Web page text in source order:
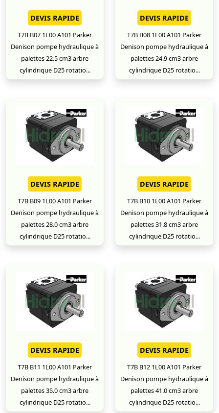
DEVIS RAPIDE
T7B B07 1L00 A101 Parker
Denison pompe hydraulique à
palettes 22.5 cm3 arbre
cylindrique D25 rotatio...
DEVIS RAPIDE
T7B B08 1L00 A101 Parker
Denison pompe hydraulique à
palettes 24.9 cm3 arbre
cylindrique D25 rotatio...
DEVIS RAPIDE
T7B B09 1L00 A101 Parker
Denison pompe hydraulique à
palettes 28.0 cm3 arbre
cylindrique D25 rotatio...
DEVIS RAPIDE
T7B B10 1L00 A101 Parker
Denison pompe hydraulique à
palettes 31.8 cm3 arbre
cylindrique D25 rotatio...
DEVIS RAPIDE
T7B B11 1L00 A101 Parker
Denison pompe hydraulique à
palettes 35.0 cm3 arbre
cylindrique D25 rotatio...
DEVIS RAPIDE
T7B B12 1L00 A101 Parker
Denison pompe hydraulique à
palettes 41.0 cm3 arbre
cylindrique D25 rotatio...